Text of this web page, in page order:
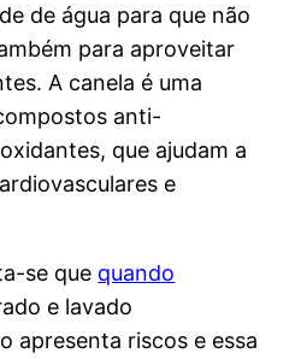
de água para que não
para aproveitar
A canela é uma
anti-
que ajudam a
e
se que quando
e lavado
apresenta riscos e essa